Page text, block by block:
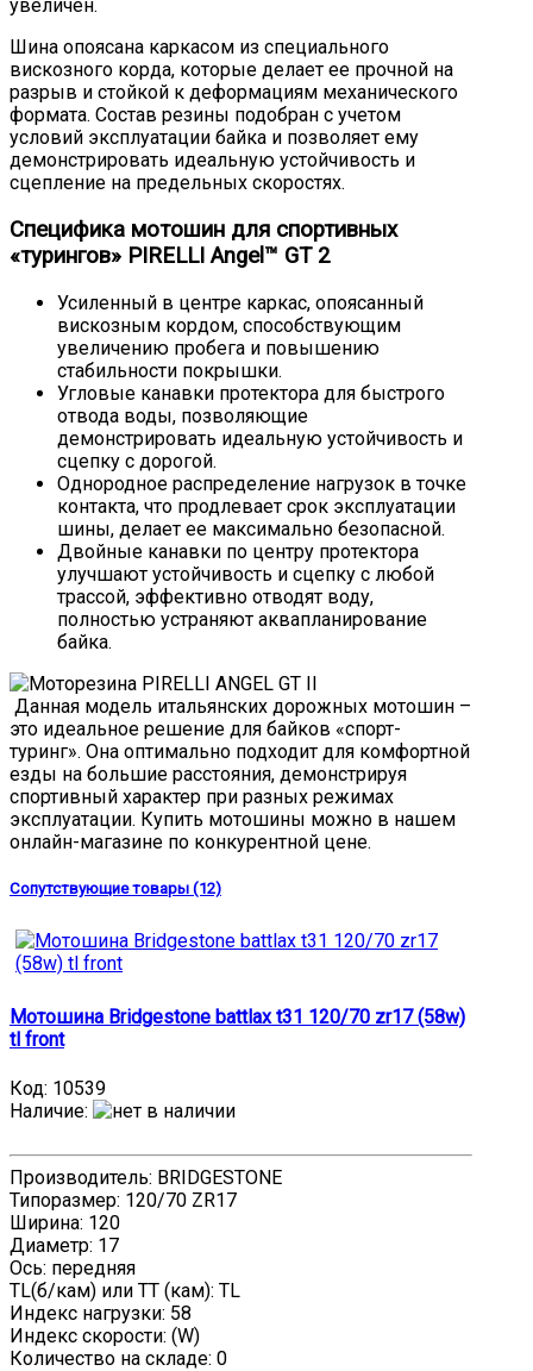
увеличен.
Шина опоясана каркасом из специального
вискозного корда, которые делает ее прочной на
разрыв и стойкой к деформациям механического
формата. Состав резины подобран с учетом
условий эксплуатации байка и позволяет ему
демонстрировать идеальную устойчивость и
сцепление на предельных скоростях.
Специфика мотошин для спортивных
«турингов» PIRELLI Angel™ GT 2
Усиленный в центре каркас, опоясанный
вискозным кордом, способствующим
увеличению пробега и повышению
стабильности покрышки.
Угловые канавки протектора для быстрого
отвода воды, позволяющие
демонстрировать идеальную устойчивость и
сцепку с дорогой.
Однородное распределение нагрузок в точке
контакта, что продлевает срок эксплуатации
шины, делает ее максимально безопасной.
Двойные канавки по центру протектора
улучшают устойчивость и сцепку с любой
трассой, эффективно отводят воду,
полностью устраняют аквапланирование
байка.
Данная модель итальянских дорожных мотошин –
это идеальное решение для байков «спорт-
туринг». Она оптимально подходит для комфортной
езды на большие расстояния, демонстрируя
спортивный характер при разных режимах
эксплуатации. Купить мотошины можно в нашем
онлайн-магазине по конкурентной цене.
Сопутствующие товары (12)
Мотошина Bridgestone battlax t31 120/70 zr17 (58w)
tl front
Код: 10539
Наличие:
Производитель: BRIDGESTONE
Типоразмер: 120/70 ZR17
Ширина: 120
Диаметр: 17
Ось: передняя
TL(б/кам) или TT (кам): TL
Индекс нагрузки: 58
Индекс скорости: (W)
Количество на складе: 0